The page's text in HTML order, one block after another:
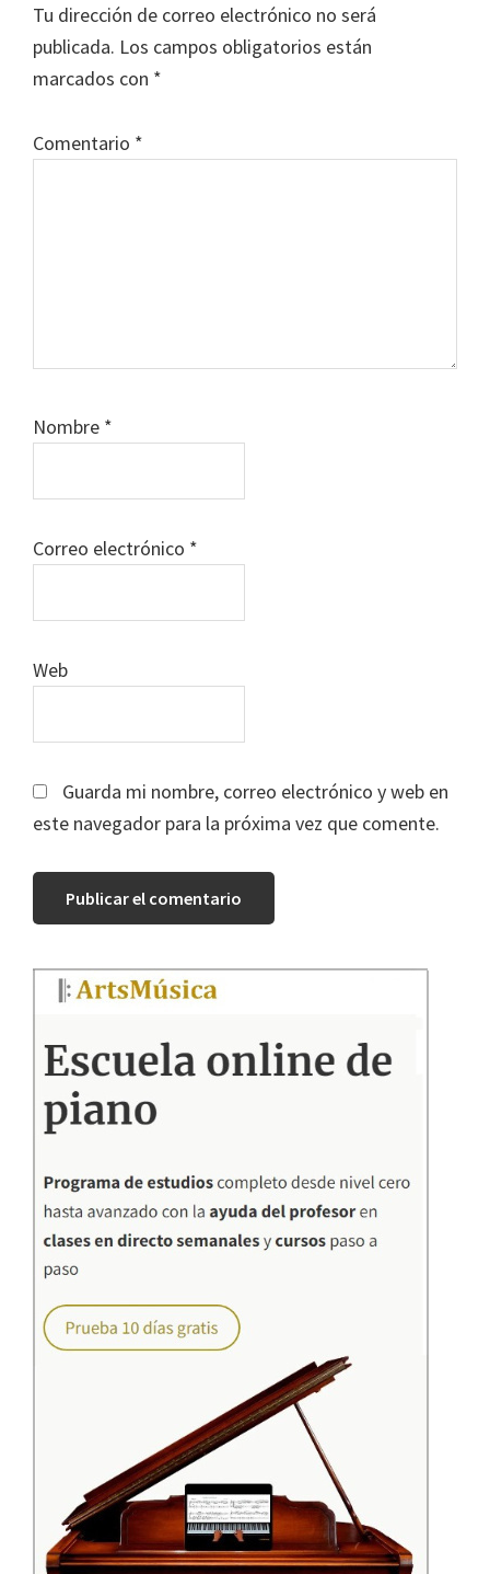
los
lectores
Tu dirección de correo electrónico no será
publicada. Los campos obligatorios están
marcados con *
Comentario *
Nombre *
Correo electrónico *
Web
Guarda mi nombre, correo electrónico y web en
este navegador para la próxima vez que comente.
Barra
principal